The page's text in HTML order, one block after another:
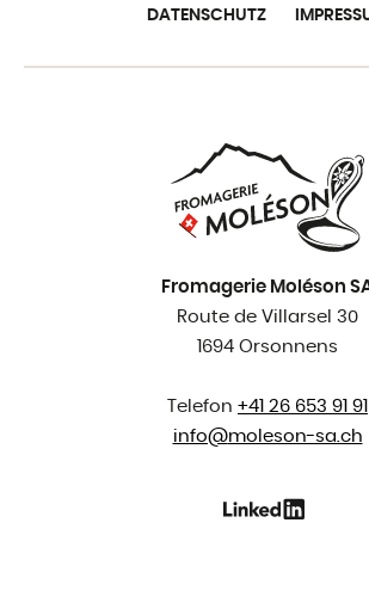
Fromagerie Moléson
Route de Villarsel 30
1694 Orsonnens
Telefon +41 26 653 91 91
info@moleson-sa.ch
DATENSCHUTZ